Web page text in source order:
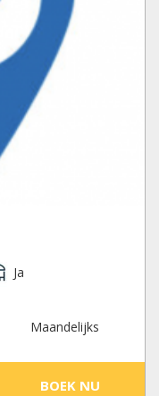
Ja
Maandelijks
BOEK NU